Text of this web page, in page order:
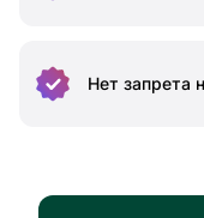
Нет запрета